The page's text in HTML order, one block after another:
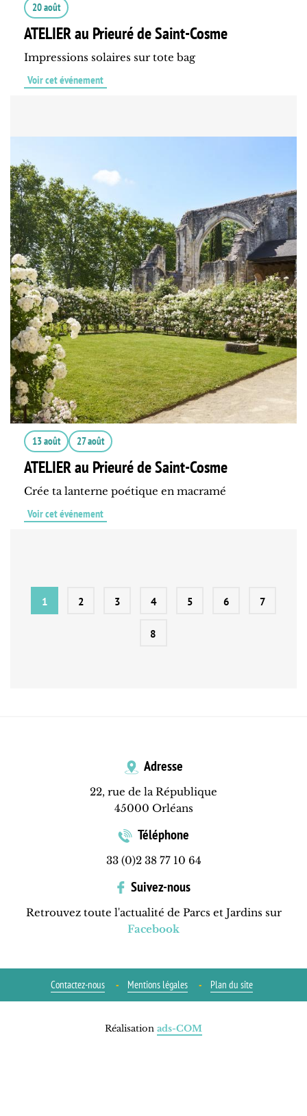
20 août
ATELIER au Prieuré de Saint-Cosme
Impressions solaires sur tote bag
Voir cet événement
13 août 27 août
ATELIER au Prieuré de Saint-Cosme
Crée ta lanterne poétique en macramé
Voir cet événement
1 2 3 4 5 6 7
8
Adresse
22, rue de la République
45000 Orléans
Téléphone
33 (0)2 38 77 10 64
Suivez-nous
Retrouvez toute l'actualité de Parcs et Jardins sur
Facebook
Contactez-nous Mentions légales Plan du site
Réalisation ads-COM